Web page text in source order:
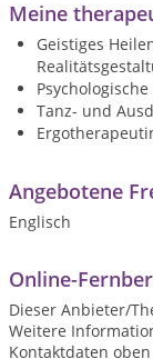
Meine
Geistiges
Tanz- und
Angebotene
Englisch
Online-
Dieser Anbieter/
Weitere
Kontaktdaten oben